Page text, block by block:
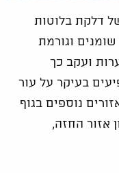
דלקת בלוטות
וגורמת
ועקב כך
בעיקר על עור
נוספים בגוף
אזור החזה,